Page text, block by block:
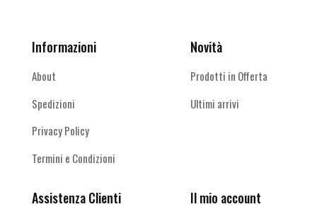
Informazioni
About
Spedizioni
Privacy Policy
Termini e Condizioni
Novità
Prodotti in Offerta
Ultimi arrivi
Assistenza Clienti Il mio account